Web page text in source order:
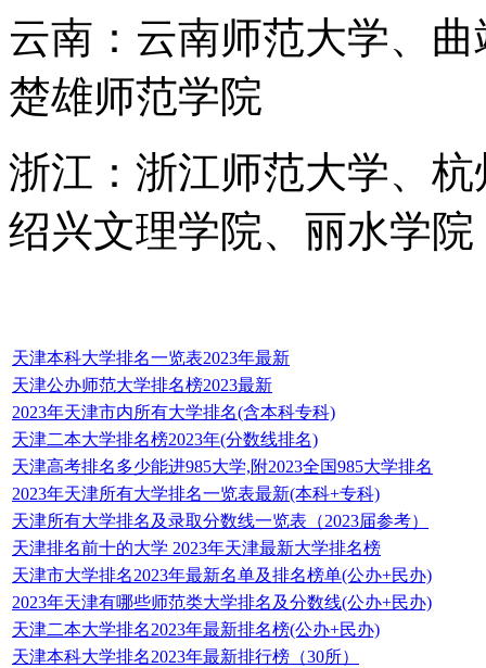
云南：云南师范大学、
楚雄师范学院
浙江：浙江师范大学、
绍兴文理学院、丽水学院
天津本科大学排名一览表2023年最新
天津公办师范大学排名榜2023最新
2023年天津市内所有大学排名(含本科专科)
天津二本大学排名榜2023年(分数线排名)
天津高考排名多少能进985大学,附2023全国985大学排名
2023年天津所有大学排名一览表最新(本科+专科)
天津所有大学排名及录取分数线一览表（2023届参考）
天津排名前十的大学 2023年天津最新大学排名榜
天津市大学排名2023年最新名单及排名榜单(公办+民办)
2023年天津有哪些师范类大学排名及分数线(公办+民办)
天津二本大学排名2023年最新排名榜(公办+民办)
天津本科大学排名2023年最新排行榜（30所）